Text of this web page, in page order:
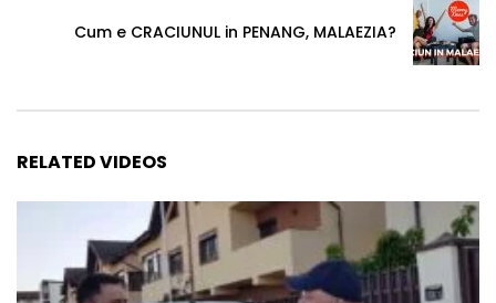
Cum e CRACIUNUL in PENANG, MALAEZIA?
RELATED VIDEOS